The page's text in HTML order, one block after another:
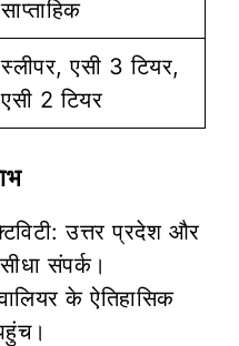
साप्ताहिक
स्लीपर, एसी 3 टियर,
एसी 2 टियर
उत्तर प्रदेश और
संपर्क।
के ऐतिहासिक